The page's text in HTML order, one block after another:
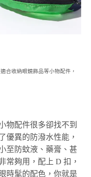
適合收納眼鏡飾品等小物配件，
物配件很多卻找不到
優異的防潑水性能，
至防蚊液、藥膏、甚
常夠用，配上 D 扣，
時髦的配色，你就是